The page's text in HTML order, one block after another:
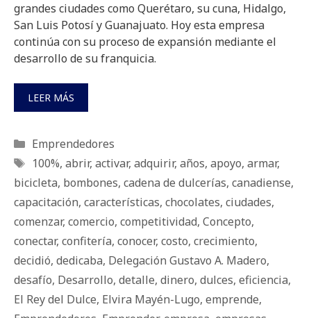
grandes ciudades como Querétaro, su cuna, Hidalgo,
San Luis Potosí y Guanajuato. Hoy esta empresa
continúa con su proceso de expansión mediante el
desarrollo de su franquicia.
LEER MÁS
Categorías
Emprendedores
Etiquetas
100%, abrir, activar, adquirir, años, apoyo, armar,
bicicleta, bombones, cadena de dulcerías, canadiense,
capacitación, características, chocolates, ciudades,
comenzar, comercio, competitividad, Concepto,
conectar, confitería, conocer, costo, crecimiento,
decidió, dedicaba, Delegación Gustavo A. Madero,
desafío, Desarrollo, detalle, dinero, dulces, eficiencia,
El Rey del Dulce, Elvira Mayén-Lugo, emprende,